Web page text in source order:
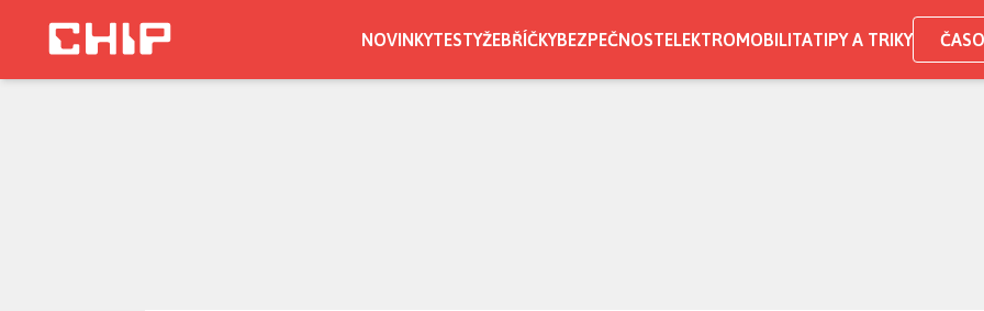
NOVINKYTESTYŽEBŘÍČKYBEZPEČNOSTELEKTROMOBILITATIPY A TRIKY